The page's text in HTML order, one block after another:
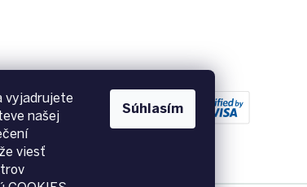
vyjadrujete
našej
viesť
Súhlasím